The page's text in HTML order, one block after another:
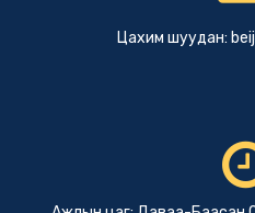
Цахим шуудан: